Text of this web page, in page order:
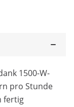
1500-W-
pro Stunde
fertig